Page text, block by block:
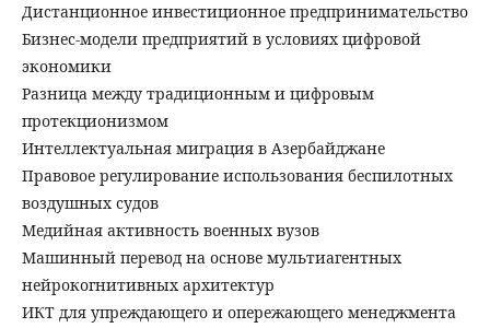
Дистанционное инвестиционное предпринимательство
Бизнес-модели предприятий в условиях цифровой
экономики
Разница между традиционным и цифровым
протекционизмом
Интеллектуальная миграция в Азербайджане
Правовое регулирование использования беспилотных
воздушных судов
Медийная активность военных вузов
Машинный перевод на основе мультиагентных
нейрокогнитивных архитектур
ИКТ для упреждающего и опережающего менеджмента